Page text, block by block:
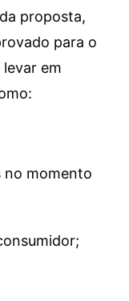
proposta,
para o
em
no momento